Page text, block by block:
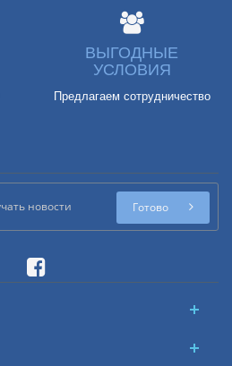
ВЫГОДНЫЕ
УСЛОВИЯ
Предлагаем сотрудничество
Готово